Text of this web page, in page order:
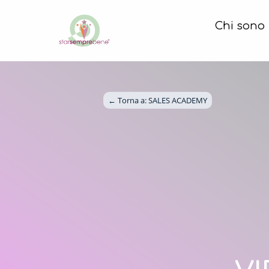
Chi sono
← Torna a: SALES ACADEMY